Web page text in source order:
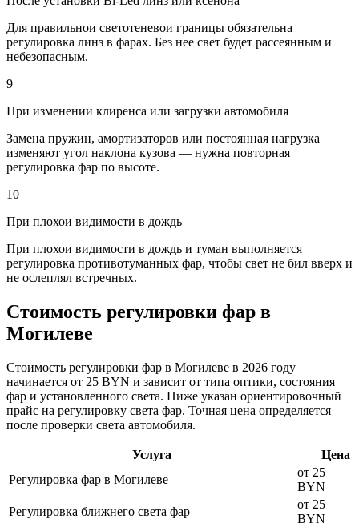
Для правильнои светотеневои границы обязательна
регулировка линз в фарах. Без нее свет будет рассеянным и
небезопасным.
9
При изменении клиренса или загрузки автомобиля
Замена пружин, амортизаторов или постоянная нагрузка
изменяют угол наклона кузова — нужна повторная
регулировка фар по высоте.
10
При плохои видимости в дождь
При плохои видимости в дождь и туман выполняется
регулировка противотуманных фар, чтобы свет не бил вверх и
не ослеплял встречных.
Cтоимость регулировки фар в
Могилеве
Стоимость регулировки фар в Могилеве в 2026 году
начинается от 25 BYN и зависит от типа оптики, состояния
фар и установленного света. Ниже указан ориентировочный
прайс на регулировку света фар. Точная цена определяется
после проверки света автомобиля.
Услуга
Цена
Регулировка фар в Могилеве
от 25
BYN
Регулировка ближнего света фар
от 25
BYN